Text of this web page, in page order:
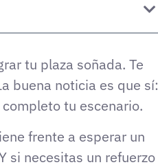
tu plaza soñada. Te
buena noticia es que sí:
tu escenario.
frente a esperar un
si necesitas un refuerzo